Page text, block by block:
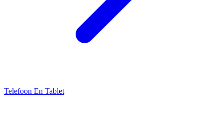
Telefoon En Tablet